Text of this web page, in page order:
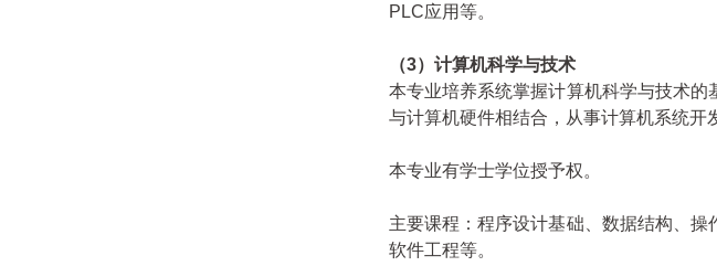
PLC应用等。
（3）计算机科学与技术
本专业培养系统掌握计算机科学与技术
与计算机硬件相结合，从事计算机系统开
本专业有学士学位授予权。
主要课程：程序设计基础、数据结构、操
软件工程等。